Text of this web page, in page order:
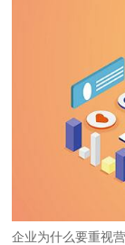
企业为什么要重视